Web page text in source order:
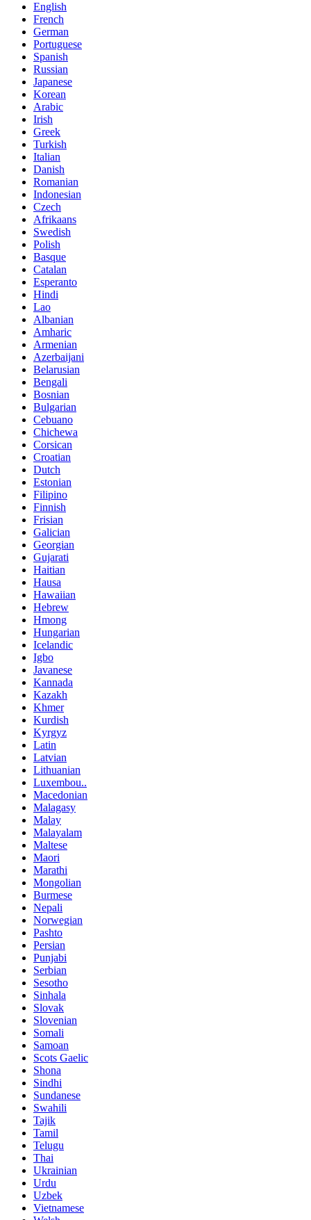
English
French
German
Portuguese
Spanish
Russian
Japanese
Korean
Arabic
Irish
Greek
Turkish
Italian
Danish
Romanian
Indonesian
Czech
Afrikaans
Swedish
Polish
Basque
Catalan
Esperanto
Hindi
Lao
Albanian
Amharic
Armenian
Azerbaijani
Belarusian
Bengali
Bosnian
Bulgarian
Cebuano
Chichewa
Corsican
Croatian
Dutch
Estonian
Filipino
Finnish
Frisian
Galician
Georgian
Gujarati
Haitian
Hausa
Hawaiian
Hebrew
Hmong
Hungarian
Icelandic
Igbo
Javanese
Kannada
Kazakh
Khmer
Kurdish
Kyrgyz
Latin
Latvian
Lithuanian
Luxembou..
Macedonian
Malagasy
Malay
Malayalam
Maltese
Maori
Marathi
Mongolian
Burmese
Nepali
Norwegian
Pashto
Persian
Punjabi
Serbian
Sesotho
Sinhala
Slovak
Slovenian
Somali
Samoan
Scots Gaelic
Shona
Sindhi
Sundanese
Swahili
Tajik
Tamil
Telugu
Thai
Ukrainian
Urdu
Uzbek
Vietnamese